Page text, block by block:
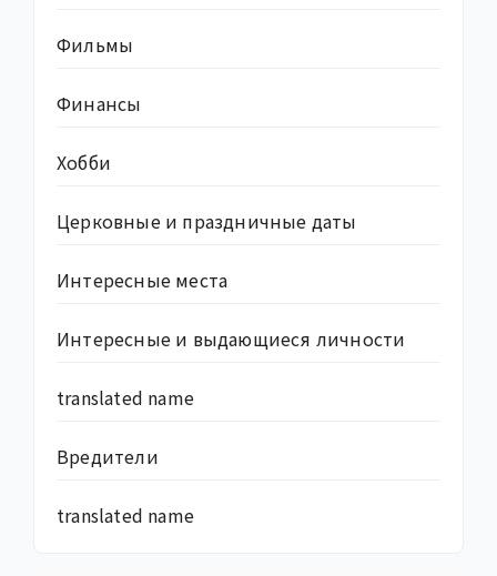
Фильмы
Финансы
Хобби
Церковные и праздничные даты
Интересные места
Интересные и выдающиеся личности
translated name
Вредители
translated name